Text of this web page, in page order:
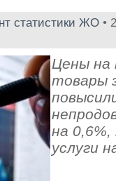
статистики ЖО •
Цены на
товары
на
услуги